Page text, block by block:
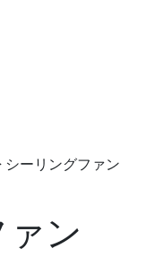
シーリングファン
ン